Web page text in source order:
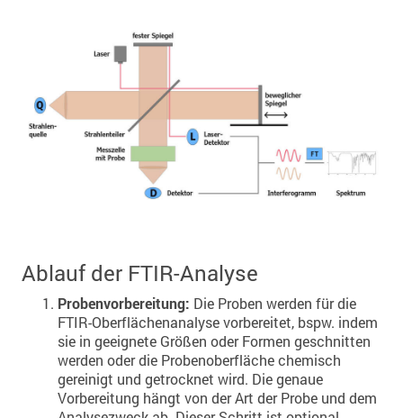
Ablauf der FTIR-Analyse
Probenvorbereitung: Die Proben werden für die
FTIR-Oberflächenanalyse vorbereitet, bspw. indem
sie in geeignete Größen oder Formen geschnitten
werden oder die Probenoberfläche chemisch
gereinigt und getrocknet wird. Die genaue
Vorbereitung hängt von der Art der Probe und dem